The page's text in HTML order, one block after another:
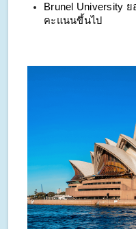
Brunel University
คะแนนขึ้นไป